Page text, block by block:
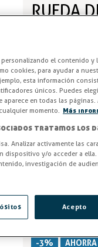
RUEDA
Rueda
La rueda de
diseñada para
transporte que
Entrega en 24/
Pletina
Freno
-3%
el contenido
cookies, para ayudar a
esta información
únicos. Puedes
en todas las
momento. Más
tratamos los
Analizar activamente las
dispositivo y/o acceder a
investigación de
Acepto